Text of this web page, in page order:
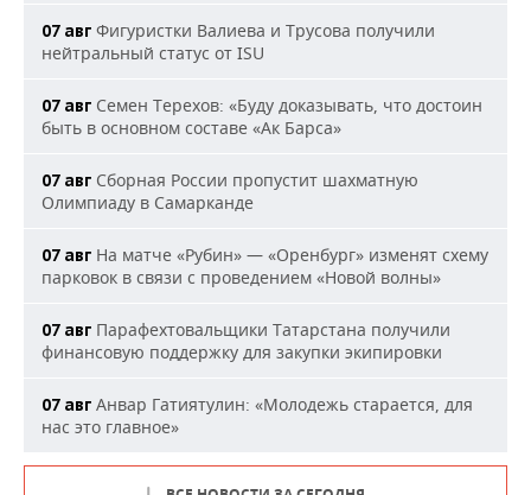
07 авг Фигуристки Валиева и Трусова получили
нейтральный статус от ISU
07 авг Семен Терехов: «Буду доказывать, что достоин
быть в основном составе «Ак Барса»
07 авг Сборная России пропустит шахматную
Олимпиаду в Самарканде
07 авг На матче «Рубин» — «Оренбург» изменят схему
парковок в связи с проведением «Новой волны»
07 авг Парафехтовальщики Татарстана получили
финансовую поддержку для закупки экипировки
07 авг Анвар Гатиятулин: «Молодежь старается, для
нас это главное»